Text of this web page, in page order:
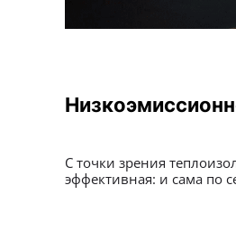
С точки зрения
эффективная: и сама по